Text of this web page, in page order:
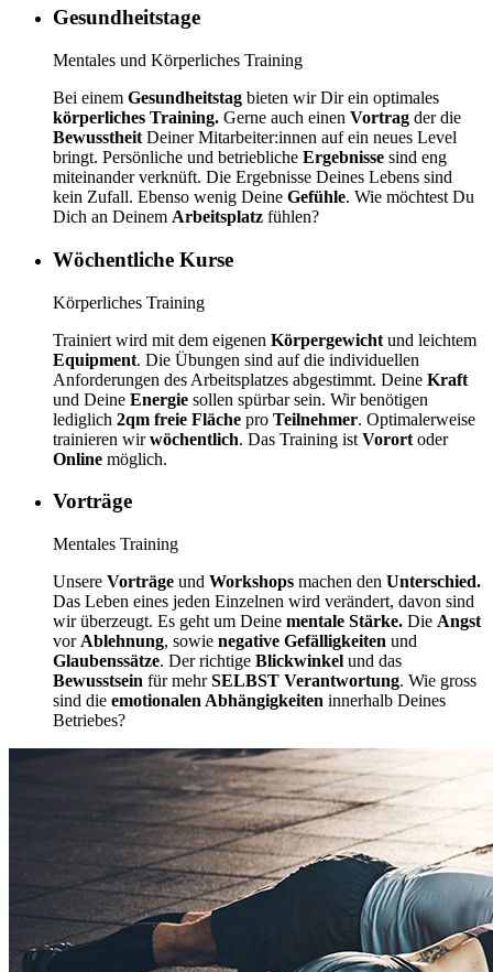
Gesundheitstage
Mentales und Körperliches Training
Bei einem Gesundheitstag bieten wir Dir ein optimales
körperliches Training. Gerne auch einen Vortrag der die
Bewusstheit Deiner Mitarbeiter:innen auf ein neues Level
bringt. Persönliche und betriebliche Ergebnisse sind eng
miteinander verknüft. Die Ergebnisse Deines Lebens sind
kein Zufall. Ebenso wenig Deine Gefühle. Wie möchtest Du
Dich an Deinem Arbeitsplatz fühlen?
Wöchentliche Kurse
Körperliches Training
Trainiert wird mit dem eigenen Körpergewicht und leichtem
Equipment. Die Übungen sind auf die individuellen
Anforderungen des Arbeitsplatzes abgestimmt. Deine Kraft
und Deine Energie sollen spürbar sein. Wir benötigen
lediglich 2qm freie Fläche pro Teilnehmer. Optimalerweise
trainieren wirwöchentlich. Das Training ist Vorort oder
Online möglich.
Vorträge
Mentales Training
Unsere Vorträge und Workshops machen den Unterschied.
Das Leben eines jeden Einzelnen wird verändert, davon sind
wir überzeugt. Es geht um Deine mentale Stärke. Die Angst
vor Ablehnung, sowie negative Gefälligkeiten und
Glaubenssätze. Der richtige Blickwinkel und das
Bewusstsein für mehrSELBST Verantwortung. Wie gross
sind die emotionalen Abhängigkeiten innerhalb Deines
Betriebes?